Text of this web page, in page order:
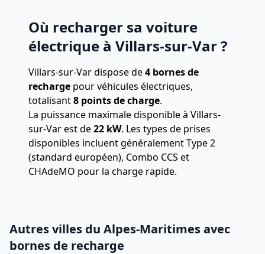
Où recharger sa voiture
électrique à Villars-sur-Var ?
Villars-sur-Var dispose de4 bornes de
recharge pour véhicules électriques,
totalisant8 points de charge.
La puissance maximale disponible à Villars-
sur-Var est de22 kW. Les types de prises
disponibles incluent généralement Type 2
(standard européen), Combo CCS et
CHAdeMO pour la charge rapide.
Autres villes du Alpes-Maritimes avec
bornes de recharge